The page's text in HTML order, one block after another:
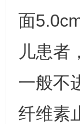
面
儿患者
一般不
纤维素